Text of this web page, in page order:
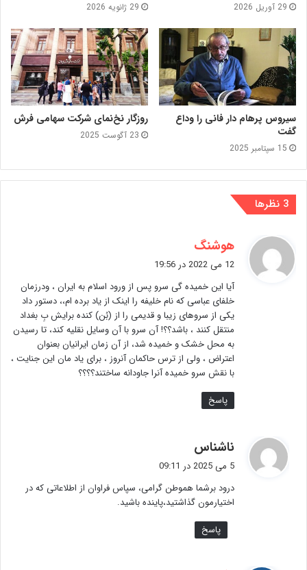
29 آوریل 2026 29 ژانویه 2026
سیروس پرهام دار فانی را وداع
گفت
15 سپتامبر 2025
روزگار نخ‌نمای شرکت سهامی فرش
23 آگوست 2025
‫3 نظرها
هوشنگ
ف
:
12 می 2022 در 19:56
آیا این خمیده گی سرو پس از ورود اسلام به ایران ، ودرزمان
خلفای عباسی که نام خلیفه را اینک از یاد برده ام،، دستور داد
یکی از سروهای زیبا و قدیمی را از (بُن) کنده برایش بِ بغداد
منتقل کنند ، باشد؟؟! آن سرو با آن وسایل نقلیه کند، تا رسیدن
به محل خشک و خمیده شد، از آن زمان ایرانیان بعنوان
اعتراض ، ولی از ترس حاکمان آنروز ، برای یاد مان این جنایت ،
با نقش سرو خمیده آنرا جاودانه ساختند؟؟؟؟
پاسخ
ناشناس
:
5 می 2025 در 09:11
درود برشما هموطن گرامی، سپاس فراوان از اطلاعاتی که در
اختیارمون گذاشتید،پاینده باشید.
پاسخ